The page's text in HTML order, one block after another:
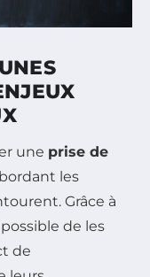
une prise de
les
Grâce à
de les
de